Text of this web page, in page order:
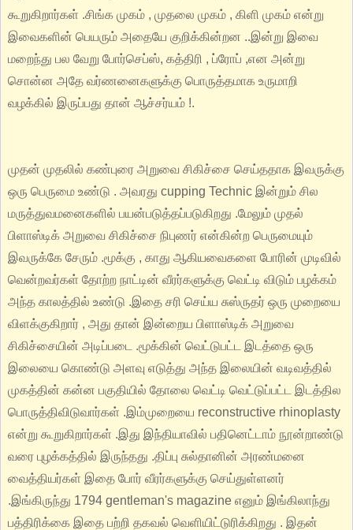
கூறுகிறார்கள் .சிங்க முகம் , முதலை முகம் , கிளி முகம் என்று
இவைகளின் பெயரும் அதையே குறிக்கின்றன ..இன்று இவை
மறைந்து பல வேறு போர்செப்ஸ், கத்திரி , ப்ரோப் ,என அன்று
சொன்ன அதே வர்ணனைகளுக்கு பொருத்தமாக உருமாறி
வழக்கில் இருப்பது தான் ஆச்சர்யம் !.
முதன் முதலில் கண்புரை அறுவை சிகிச்சை செய்ததாக இவருக்கு
ஒரு பெருமை உண்டு . அவரது cupping Technic இன்றும் சில
மருத்துவமனைகளில் பயன்படுத்தப்படுகிறது .மேலும் முதல்
பிளாஸ்டிக் அறுவை சிகிச்சை நிபுணர் என்கின்ற பெருமையும்
இவருக்கே சேரும் .மூக்கு , காது ஆகியவைகளை போரின் முடிவில்
வென்றவர்கள் தோற்ற நாட்டின் வீரர்களுக்கு வெட்டி விடும் பழக்கம்
அந்த காலத்தில் உண்டு .இதை சரி செய்ய சுஸ்ருதர் ஒரு முறையை
விளக்குகிறார் , அது தான் இன்றைய பிளாஸ்டிக் அறுவை
சிகிச்சையின் அடிப்படை .மூக்கின் வெட்டுபட்ட இடத்தை ஒரு
இலையை கொண்டு அளவு எடுத்து அந்த இலையின் வடிவத்தில்
முகத்தின் கன்ன பகுதியில் தோலை வெட்டி வெட்டுப்பட்ட இடத்தில
பொருத்திவிடுவார்கள் .இம்முறையை reconstructive rhinoplasty
என்று கூறுகிறார்கள் .இது இந்தியாவில் பதினெட்டாம் நூன்றாண்டு
வரை புழக்கத்தில் இருந்தது .திப்பு சுல்தானின் அரண்மனை
வைத்தியர்கள் இதை போர் வீரர்களுக்கு செய்துள்ளனர்
.இங்கிருந்து 1794 gentleman's magazine எனும் இங்கிலாந்து
பத்திரிக்கை இதை பற்றி தகவல் வெளியிட்டுரிக்கிறது . இதன்